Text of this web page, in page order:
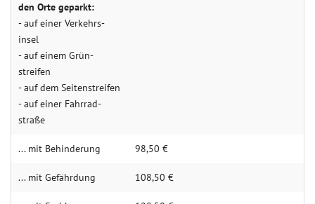
den Orte geparkt:
- auf einer Ver­kehrs­
insel
- auf einem Grün­
streifen
- auf dem Seiten­streifen
- auf einer Fahr­rad­
straße
... mit Behin­derung 98,50 €
... mit Gefähr­dung 108,50 €